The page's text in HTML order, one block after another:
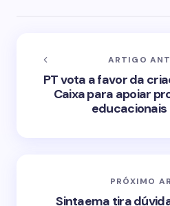
ARTIGO
PT vota a favor da
Caixa para apoiar
educacionais
PRÓXIMO
Sintaema tira